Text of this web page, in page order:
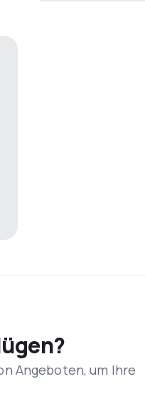
Angeboten, um Ihre